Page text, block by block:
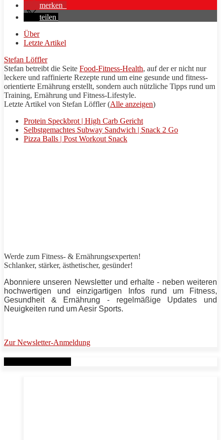
merken
teilen
Über
Letzte Artikel
Stefan Löffler
Stefan betreibt die Seite Food-Fitness-Health, auf der er nicht nur
leckere und raffinierte Rezepte rund um eine gesunde und fitness-
orientierte Ernährung erstellt, sondern auch nützliche Tipps rund um
Training, Ernährung und Fitness-Lifestyle.
Letzte Artikel von Stefan Löffler(Alle anzeigen)
Protein Speckbrot | High Carb Gericht
Selbstgemachtes Subway Sandwich | Snack 2 Go
Pizza Balls | Post Workout Snack
Werde zum Fitness- & Ernährungsexperten!
Schlanker, stärker, ästhetischer, gesünder!
Abonniere unseren Newsletter und erhalte - neben weiteren
hochwertigen und einzigartigen Infos rund um Fitness,
Gesundheit & Ernährung - regelmäßige Updates und
Neuigkeiten rund umAesir Sports.
Zur Newsletter-Anmeldung